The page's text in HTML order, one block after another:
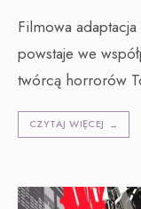
Filmowa
powstaje we
twórcą horrorów
CZYTAJ WIĘCEJ →